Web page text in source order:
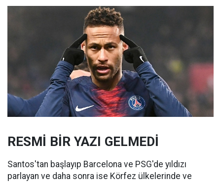
RESMİ BİR YAZI GELMEDİ
Santos'tan başlayıp Barcelona ve PSG'de yıldızı
parlayan ve daha sonra ise Körfez ülkelerinde ve